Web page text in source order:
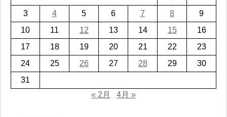
3
4 5 6 7 8
9
10
11 12 13 14 15
16
17
18 19 20 21 22
23
24
25 26 27 28 29
30
31
« 2月
4月 »